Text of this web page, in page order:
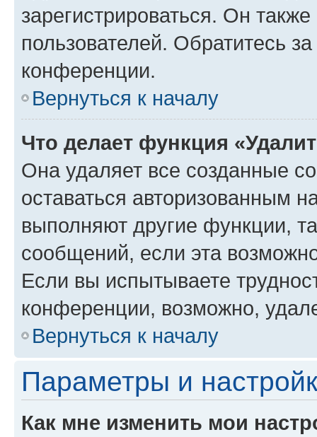
зарегистрироваться. Он
пользователей. Обратитесь
конференции.
Вернуться к началу
Что делает функция
Она удаляет все созданные
оставаться авторизованным
выполняют другие функции,
сообщений, если эта
Если вы испытываете
конференции, возможно,
Вернуться к началу
Параметры и
Как мне изменить мои